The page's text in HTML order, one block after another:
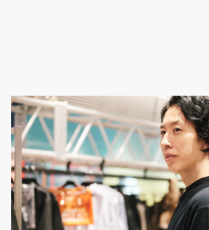
LINKS
BAYCREW’S STORE COMPANY SITE